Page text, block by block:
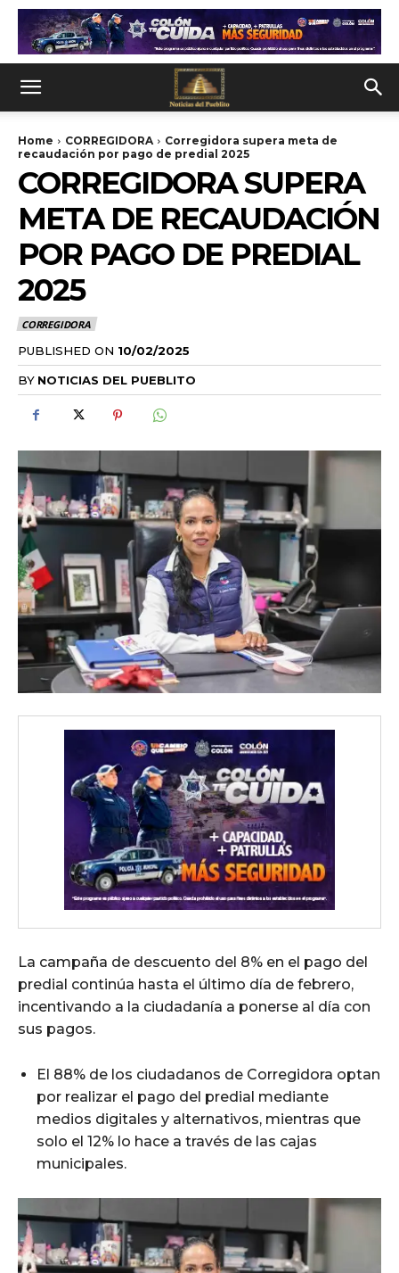
Home CORREGIDORA
Corregidora supera meta de
recaudación por pago de predial 2025
CORREGIDORA SUPERA
META DE RECAUDACIÓN
POR PAGO DE PREDIAL
2025
CORREGIDORA
PUBLISHED ON 10/02/2025
BY NOTICIAS DEL PUEBLITO
La campaña de descuento del 8% en el pago del
predial continúa hasta el último día de febrero,
incentivando a la ciudadanía a ponerse al día con
sus pagos.
El 88% de los ciudadanos de Corregidora optan
por realizar el pago del predial mediante
medios digitales y alternativos, mientras que
solo el 12% lo hace a través de las cajas
municipales.